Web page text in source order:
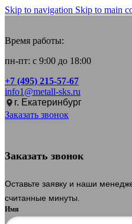
Skip to navigation Skip to main
Время работы:
пн-пт: с 9:00 до 18:00
+7 (495) 215-57-67
info1@metall-sks.ru
г. Екатеринбург
Заказать звонок
Заказать звонок
Оставьте заявку и наши
считанные минуты.
Имя